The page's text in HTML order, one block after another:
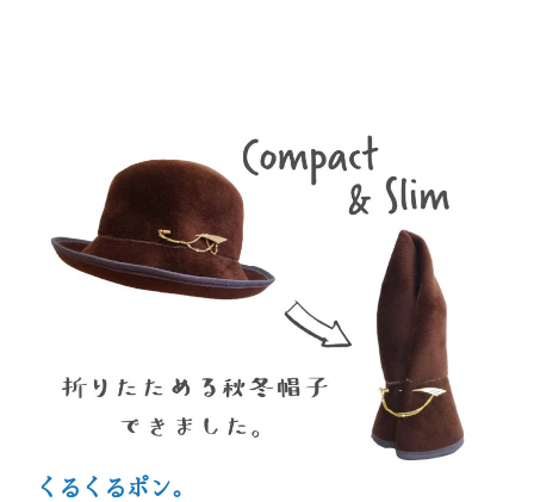
くるくるポン。